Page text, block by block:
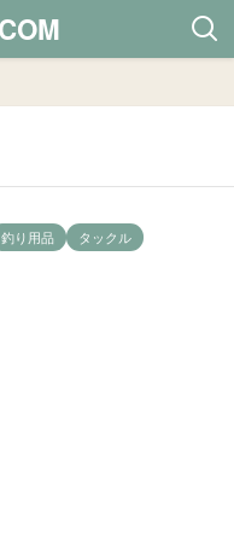
釣り用品 タックル